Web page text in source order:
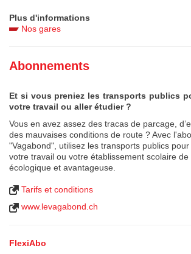
Plus d'informations
Nos gares
Abonnements
Et si vous preniez les transports publics
votre travail ou aller étudier ?
Vous en avez assez des tracas de parcage,
des mauvaises conditions de route ? Avec
"Vagabond", utilisez les transports publics
votre travail ou votre établissement scolaire de
écologique et avantageuse.
Tarifs et conditions
www.levagabond.ch
FlexiAbo